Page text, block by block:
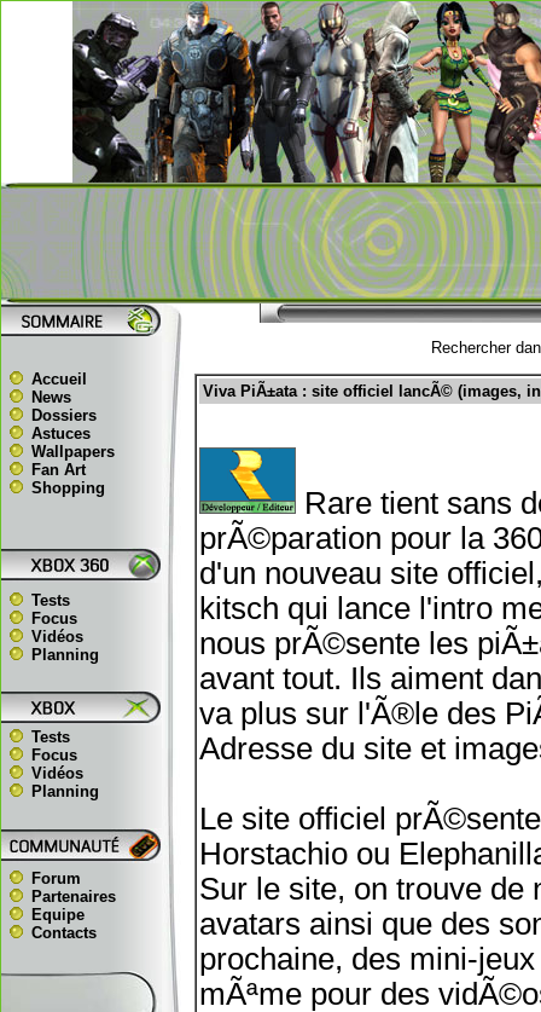
Accueil
News
Dossiers
Astuces
Wallpapers
Fan Art
Shopping
Tests
Focus
Vidéos
Planning
Tests
Focus
Vidéos
Planning
Forum
Partenaires
Equipe
Contacts
Rechercher
Viva PiÃ±ata : site officiel lancÃ© (images,
Rare tient sans
prÃ©paration pour la
d'un nouveau site
kitsch qui lance l'intro
nous prÃ©sente les
avant tout. Ils aiment
va plus sur l'Ã®le des
Adresse du site et
Le site officiel
Horstachio ou
Sur le site, on trouve de
avatars ainsi que des
prochaine, des mini-
mÃªme pour des